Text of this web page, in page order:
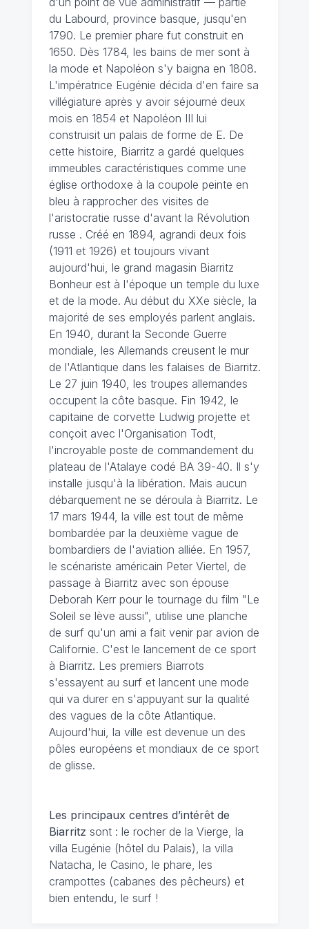
du Labourd, province basque, jusqu'en
1790. Le premier phare fut construit en
1650. Dès 1784, les bains de mer sont à
la mode et Napoléon s'y baigna en 1808.
L'impératrice Eugénie décida d'en faire sa
villégiature après y avoir séjourné deux
mois en 1854 et Napoléon III lui
construisit un palais de forme de E. De
cette histoire, Biarritz a gardé quelques
immeubles caractéristiques comme une
église orthodoxe à la coupole peinte en
bleu à rapprocher des visites de
l'aristocratie russe d'avant la Révolution
russe . Créé en 1894, agrandi deux fois
(1911 et 1926) et toujours vivant
aujourd'hui, le grand magasin Biarritz
Bonheur est à l'époque un temple du luxe
et de la mode. Au début du XXe siècle, la
majorité de ses employés parlent anglais.
En 1940, durant la Seconde Guerre
mondiale, les Allemands creusent le mur
de l'Atlantique dans les falaises de Biarritz.
Le 27 juin 1940, les troupes allemandes
occupent la côte basque. Fin 1942, le
capitaine de corvette Ludwig projette et
conçoit avec l'Organisation Todt,
l'incroyable poste de commandement du
plateau de l'Atalaye codé BA 39-40. Il s'y
installe jusqu'à la libération. Mais aucun
débarquement ne se déroula à Biarritz. Le
17 mars 1944, la ville est tout de même
bombardée par la deuxième vague de
bombardiers de l'aviation alliée. En 1957,
le scénariste américain Peter Viertel, de
passage à Biarritz avec son épouse
Deborah Kerr pour le tournage du film "Le
Soleil se lève aussi", utilise une planche
de surf qu'un ami a fait venir par avion de
Californie. C'est le lancement de ce sport
à Biarritz. Les premiers Biarrots
s'essayent au surf et lancent une mode
qui va durer en s'appuyant sur la qualité
des vagues de la côte Atlantique.
Aujourd'hui, la ville est devenue un des
pôles européens et mondiaux de ce sport
de glisse.
Les principaux centres d’intérêt de
Biarritz sont : le rocher de la Vierge, la
villa Eugénie (hôtel du Palais), la villa
Natacha, le Casino, le phare, les
crampottes (cabanes des pêcheurs) et
bien entendu, le surf !